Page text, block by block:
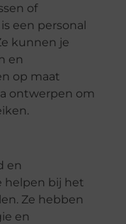
of
een personal
kunnen je
en
op maat
ontwerpen om
en
helpen bij het
Ze hebben
en